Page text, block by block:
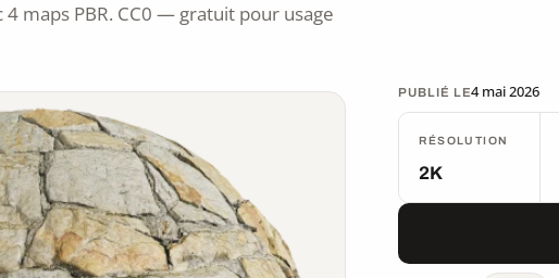
maps PBR. CC0 — gratuit pour usage
PUBLIÉ LE4 mai 2026
RÉSOLUTION
2K